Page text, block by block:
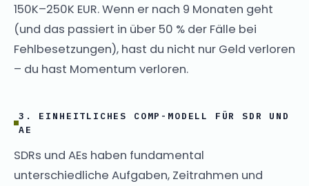
150K–250K EUR. Wenn er nach 9 Monaten geht
(und das passiert in über 50 % der Fälle bei
Fehlbesetzungen), hast du nicht nur Geld verloren
– du hast Momentum verloren.
3. EINHEITLICHES COMP-MODELL FÜR SDR UND
AE
SDRs und AEs haben fundamental
unterschiedliche Aufgaben, Zeitrahmen und